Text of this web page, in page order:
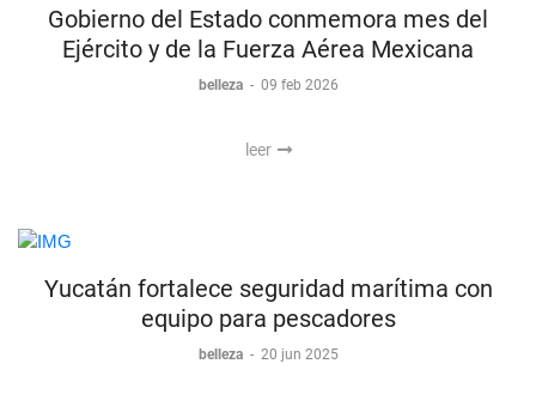
Gobierno del Estado conmemora mes del
Ejército y de la Fuerza Aérea Mexicana
belleza - 09 feb 2026
leer
Yucatán fortalece seguridad marítima con
equipo para pescadores
belleza - 20 jun 2025